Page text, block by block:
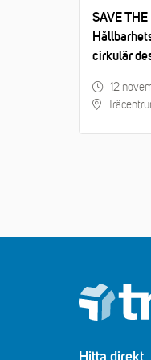
SAVE THE
cirkulär
12